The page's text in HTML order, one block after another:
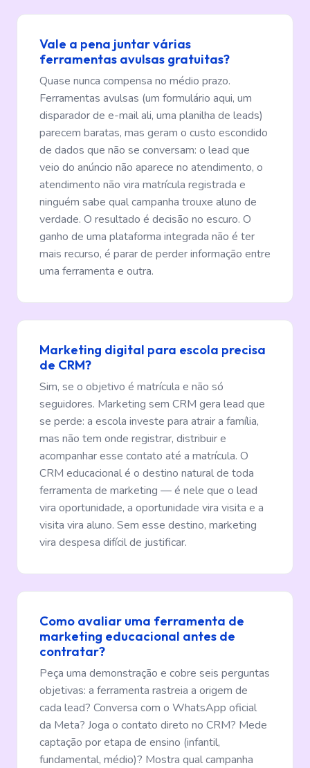
Vale a pena juntar várias
ferramentas avulsas gratuitas?
Quase nunca compensa no médio prazo.
Ferramentas avulsas (um formulário aqui, um
disparador de e-mail ali, uma planilha de leads)
parecem baratas, mas geram o custo escondido
de dados que não se conversam: o lead que
veio do anúncio não aparece no atendimento, o
atendimento não vira matrícula registrada e
ninguém sabe qual campanha trouxe aluno de
verdade. O resultado é decisão no escuro. O
ganho de uma plataforma integrada não é ter
mais recurso, é parar de perder informação entre
uma ferramenta e outra.
Marketing digital para escola precisa
de CRM?
Sim, se o objetivo é matrícula e não só
seguidores. Marketing sem CRM gera lead que
se perde: a escola investe para atrair a família,
mas não tem onde registrar, distribuir e
acompanhar esse contato até a matrícula. O
CRM educacional é o destino natural de toda
ferramenta de marketing — é nele que o lead
vira oportunidade, a oportunidade vira visita e a
visita vira aluno. Sem esse destino, marketing
vira despesa difícil de justificar.
Como avaliar uma ferramenta de
marketing educacional antes de
contratar?
Peça uma demonstração e cobre seis perguntas
objetivas: a ferramenta rastreia a origem de
cada lead? Conversa com o WhatsApp oficial
da Meta? Joga o contato direto no CRM? Mede
captação por etapa de ensino (infantil,
fundamental, médio)? Mostra qual campanha